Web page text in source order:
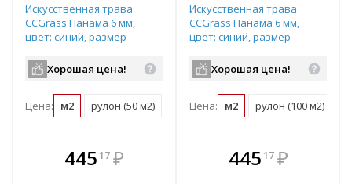
Искусственная трава
CCGrass Панама 6 мм,
цвет: синий, размер
резка)Хорошая цена!
Цена: м2 рулон (50 м2)
445 17 ₽
В комплекте
всегда выгоднее!
Искусственная трава
CCGrass Панама 6 мм,
цвет: синий, размер
резка)Хорошая цена!
Цена: м2 рулон (100 м2)
В комплекте
всегда выгоднее!
445 17 ₽